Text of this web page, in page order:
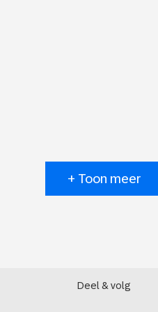
+ Toon meer
Deel & volg